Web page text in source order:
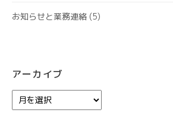
お知らせと業務連絡 (5)
アーカイブ
ー